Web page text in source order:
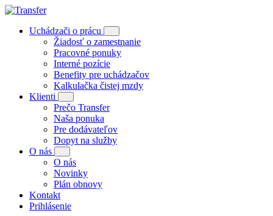
Uchádzači o prácu
Žiadosť o zamestnanie
Pracovné ponuky
Interné pozície
Benefity pre uchádzačov
Kalkulačka čistej mzdy
Klienti
Prečo Transfer
Naša ponuka
Pre dodávateľov
Dopyt na služby
O nás
O nás
Novinky
Plán obnovy
Kontakt
Prihlásenie